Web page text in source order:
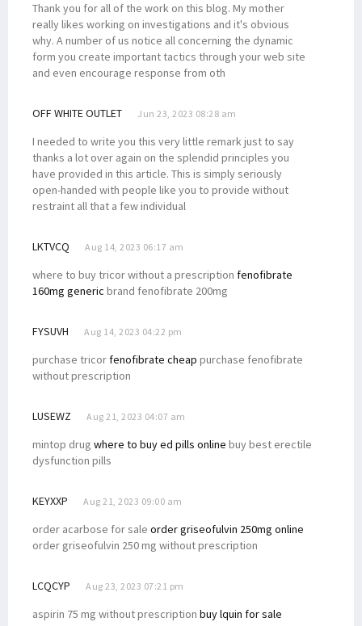
Thank you for all of the work on this blog. My mother
really likes working on investigations and it's obvious
why. A number of us notice all concerning the dynamic
form you create important tactics through your web site
and even encourage response from oth
OFF WHITE OUTLET Jun 23, 2023 08:28 am
I needed to write you this very little remark just to say
thanks a lot over again on the splendid principles you
have provided in this article. This is simply seriously
open-handed with people like you to provide without
restraint all that a few individual
LKTVCQ Aug 14, 2023 06:17 am
where to buy tricor without a prescription fenofibrate
160mg generic brand fenofibrate 200mg
FYSUVH Aug 14, 2023 04:22 pm
purchase tricor fenofibrate cheap purchase fenofibrate
without prescription
LUSEWZ Aug 21, 2023 04:07 am
mintop drug where to buy ed pills online buy best erectile
dysfunction pills
KEYXXP Aug 21, 2023 09:00 am
order acarbose for sale order griseofulvin 250mg online
order griseofulvin 250 mg without prescription
LCQCYP Aug 23, 2023 07:21 pm
aspirin 75 mg without prescription buy lquin for sale